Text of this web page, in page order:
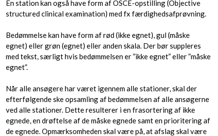
En station kan også have form af OSCE-opstilling (Objective
structured clinical examination) med fx færdighedsafprøvning.
Bedømmelse kan have form af rød (ikke egnet), gul (måske
egnet) eller grøn (egnet) eller anden skala. Der bør suppleres
med tekst, særligt hvis bedømmelsen er ”ikke egnet” eller ”måske
egnet”.
Når alle ansøgere har været igennem alle stationer, skal der
efterfølgende ske opsamling af bedømmelsen af alle ansøgerne
ved alle stationer. Dette resulterer i en frasortering af ikke
egnede, en drøftelse af de måske egnede samt en prioritering af
de egnede. Opmærksomheden skal være på, at afslag skal være